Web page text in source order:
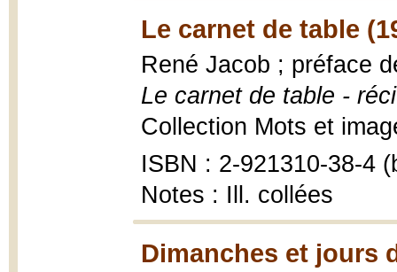
Le carnet de table
René Jacob ; préface
Le carnet de table -
Collection Mots et
ISBN : 2-921310-38-4
Notes : Ill. collées
Dimanches et jours